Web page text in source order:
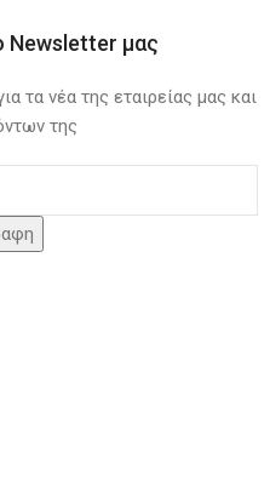
Newsletter μας
τα νέα της εταιρείας μας και
της